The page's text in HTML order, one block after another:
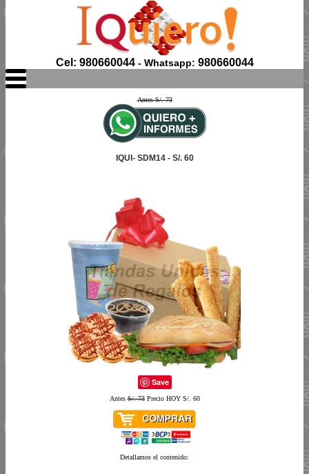
Cel: 980660044- Whatsapp: 980660044
Antes S/. 73
IQUI- SDM14 - S/. 60
Save
AntesS/. 73Precio HOY S/. 60
Detallamos el contenido: